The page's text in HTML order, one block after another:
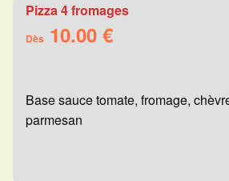
Pizza 4 fromages
Dès 10.00 €
Base sauce tomate, fromage,
parmesan